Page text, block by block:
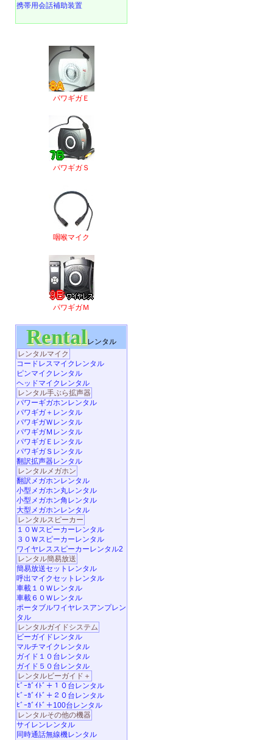
携帯用会話補助装置
パワギガＥ
パワギガＳ
咽喉マイク
パワギガＭ
Rentalレンタル
レンタルマイク
コードレスマイクレンタル
ピンマイクレンタル
ヘッドマイクレンタル
レンタル手ぶら拡声器
パワーギガホンレンタル
パワギガ＋レンタル
パワギガＷレンタル
パワギガＭレンタル
パワギガＥレンタル
パワギガＳレンタル
翻訳拡声器レンタル
レンタルメガホン
翻訳メガホンレンタル
小型メガホン丸レンタル
小型メガホン角レンタル
大型メガホンレンタル
レンタルスピーカー
１０Ｗスピーカーレンタル
３０Ｗスピーカーレンタル
ワイヤレススピーカーレンタル2
レンタル簡易放送
簡易放送セットレンタル
呼出マイクセットレンタル
車載１０Ｗレンタル
車載６０Ｗレンタル
ポータブルワイヤレスアンプレン
タル
レンタルガイドシステム
ビーガイドレンタル
マルチマイクレンタル
ガイド１０台レンタル
ガイド５０台レンタル
レンタルビーガイド＋
ﾋﾞｰｶﾞｲﾄﾞ＋１０台レンタル
ﾋﾞｰｶﾞｲﾄﾞ＋２０台レンタル
ﾋﾞｰｶﾞｲﾄﾞ＋100台レンタル
レンタルその他の機器
サイレンレンタル
同時通話無線機レンタル